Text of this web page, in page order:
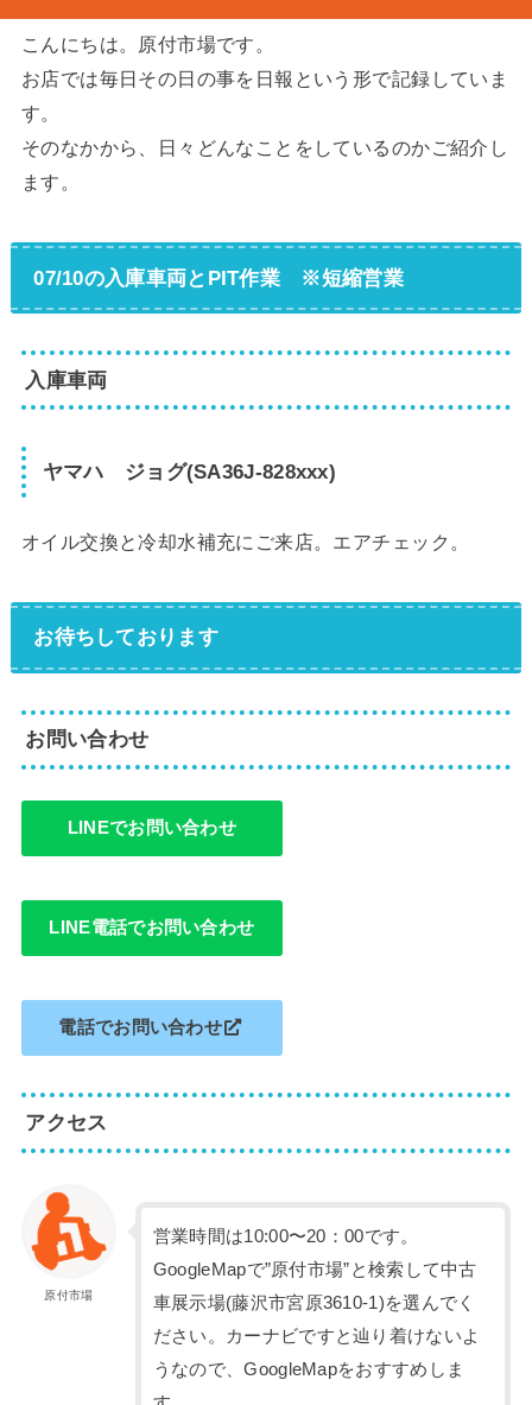
こんにちは。原付市場です。
お店では毎日その日の事を日報という形で記録していま
す。
そのなかから、日々どんなことをしているのかご紹介し
ます。
07/10の入庫車両とPIT作業 ※短縮営業
入庫車両
ヤマハ ジョグ(SA36J-828xxx)
オイル交換と冷却水補充にご来店。エアチェック。
お待ちしております
お問い合わせ
LINEでお問い合わせ
LINE電話でお問い合わせ
電話でお問い合わせ
アクセス
原付市場
営業時間は10:00〜20：00です。
GoogleMapで”原付市場”と検索して中古
車展示場(藤沢市宮原3610-1)を選んでく
ださい。カーナビですと辿り着けないよ
うなので、GoogleMapをおすすめしま